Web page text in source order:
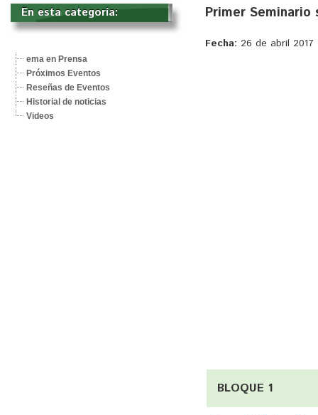
Primer
Fecha: 26 de abril 2017
BLOQUE 1
En esta categoría:
ema en Prensa
Próximos Eventos
Reseñas de Eventos
Historial de noticias
Videos